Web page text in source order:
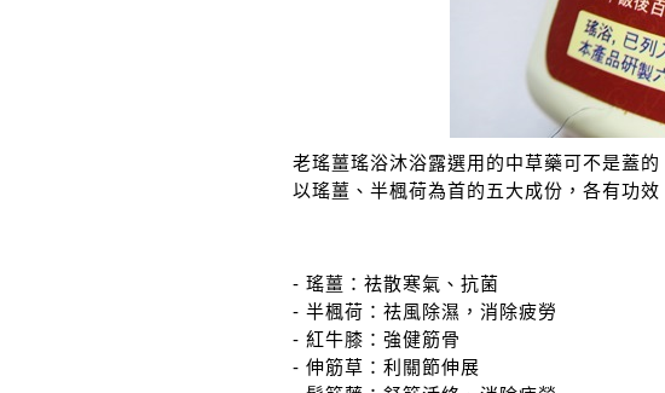
老瑤薑瑤浴沐浴露選用的中草藥可不是蓋的
以瑤薑、半楓荷為首的五大成份，各有功效
- 瑤薑：祛散寒氣、抗菌
- 半楓荷：祛風除濕，消除疲勞
- 紅牛膝：強健筋骨
- 伸筋草：利關節伸展